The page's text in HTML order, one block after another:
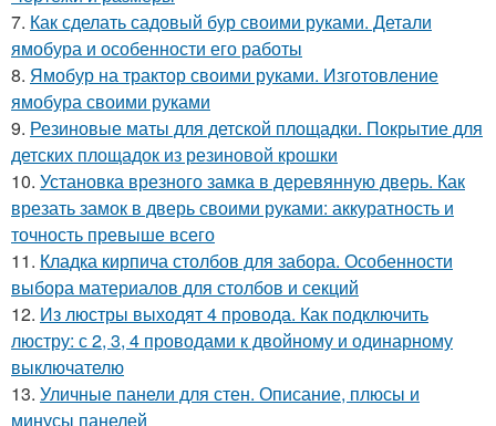
7. Как сделать садовый бур своими руками. Детали
ямобура и особенности его работы
8. Ямобур на трактор своими руками. Изготовление
ямобура своими руками
9. Резиновые маты для детской площадки. Покрытие для
детских площадок из резиновой крошки
10. Установка врезного замка в деревянную дверь. Как
врезать замок в дверь своими руками: аккуратность и
точность превыше всего
11. Кладка кирпича столбов для забора. Особенности
выбора материалов для столбов и секций
12. Из люстры выходят 4 провода. Как подключить
люстру: с 2, 3, 4 проводами к двойному и одинарному
выключателю
13. Уличные панели для стен. Описание, плюсы и
минусы панелей